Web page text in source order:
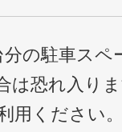
分の駐車ス
は恐れ入り
用ください